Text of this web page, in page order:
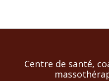
Centre de santé,